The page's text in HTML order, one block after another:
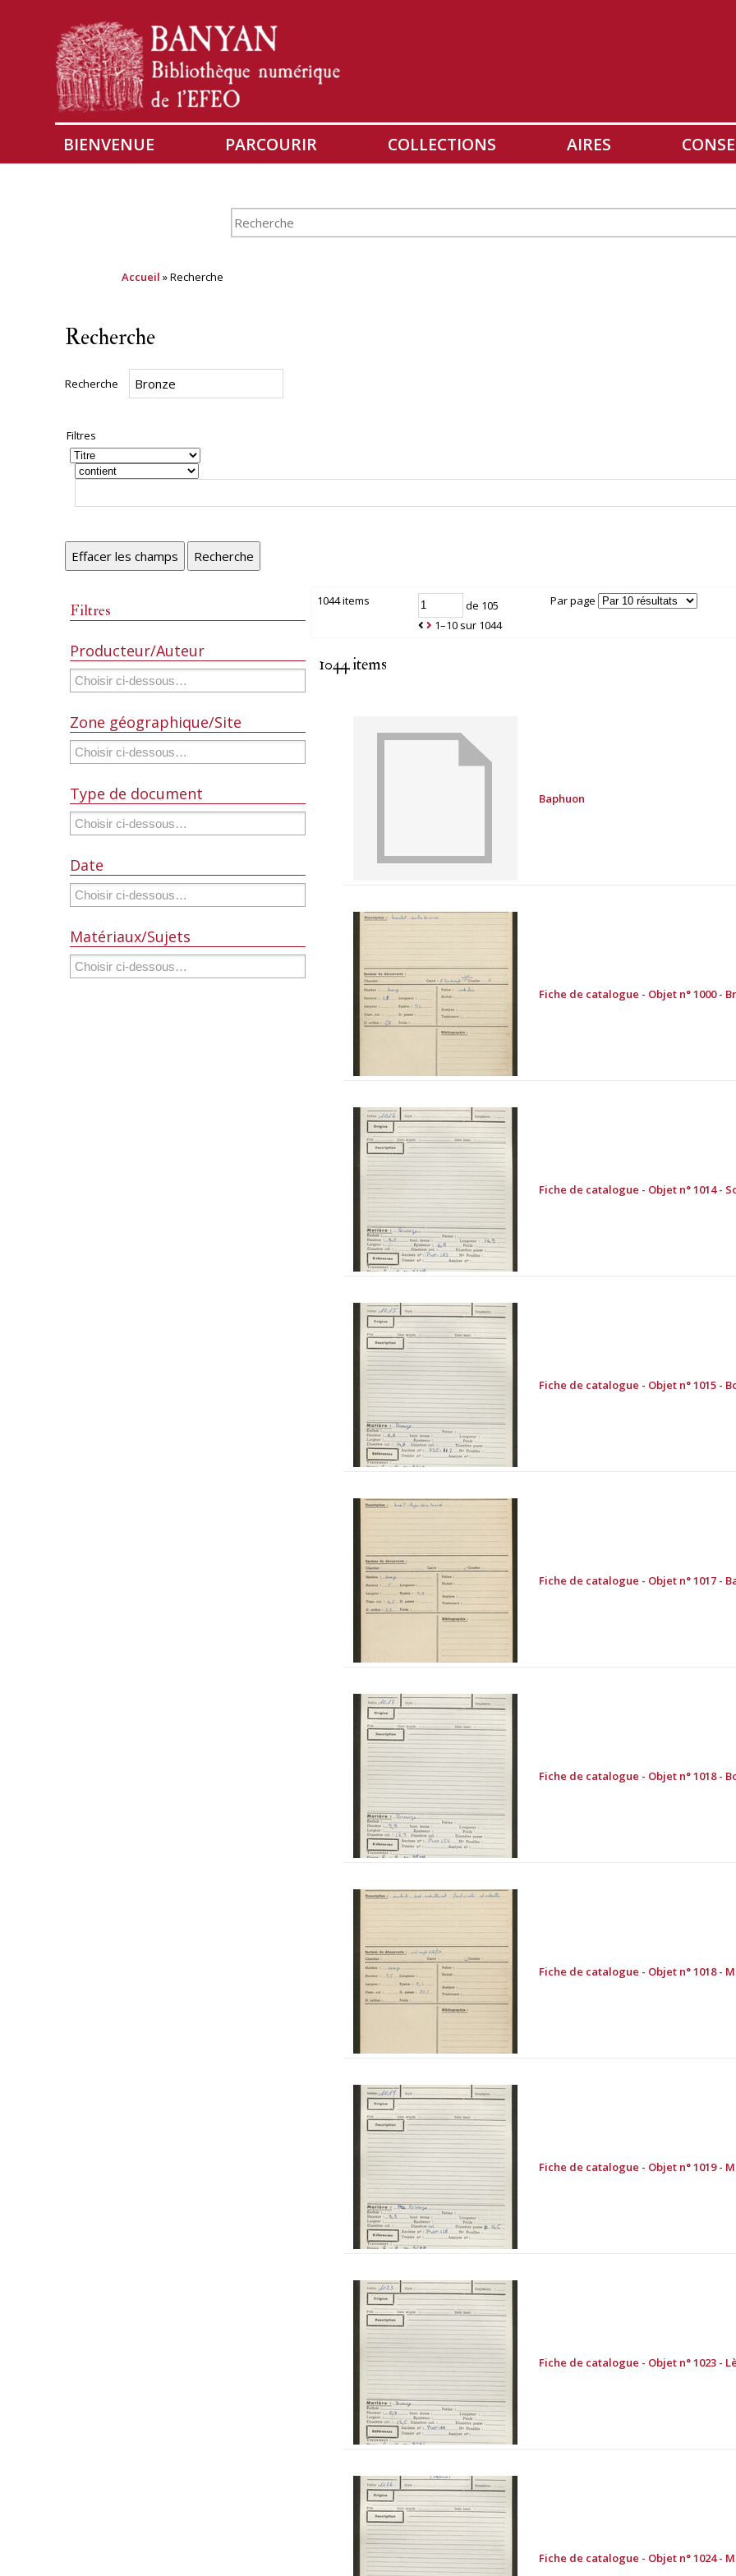
BIENVENUE PARCOURIR COLLECTIONS AIRES
Accueil » Recherche
Recherche
Recherche
Filtres
Effacer les champs Recherche
1044 items
de 105
1–10 sur 1044
Par page
1044 items
Baphuon
Fiche de catalogue - Objet n° 1000 -
Fiche de catalogue - Objet n° 1014 -
Fiche de catalogue - Objet n° 1015 -
Fiche de catalogue - Objet n° 1017 -
Fiche de catalogue - Objet n° 1018 -
Fiche de catalogue - Objet n° 1018 -
Fiche de catalogue - Objet n° 1019 -
Fiche de catalogue - Objet n° 1023 -
Fiche de catalogue - Objet n° 1024 -
Filtres
Producteur/Auteur
Zone géographique/Site
Type de document
Date
Matériaux/Sujets